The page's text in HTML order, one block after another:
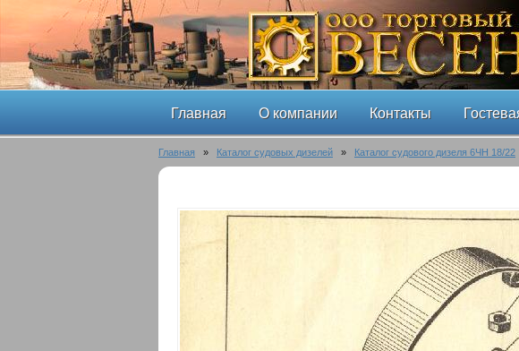
Главная О компании Контакты
Главная » Каталог судовых дизелей » Каталог судового дизеля 6ЧН 18/22